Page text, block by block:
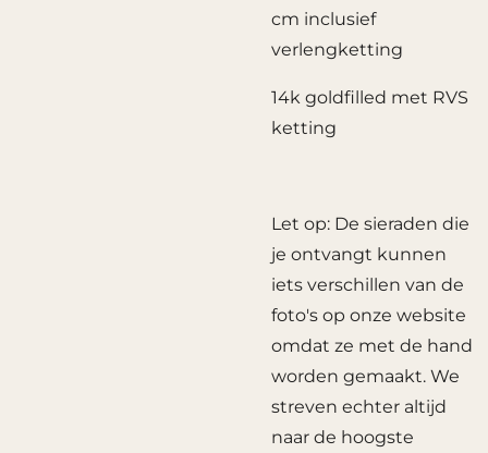
cm inclusief
verlengketting
14k goldfilled met RVS
ketting
Let op: De sieraden die
je ontvangt kunnen
iets verschillen van de
foto's op onze website
omdat ze met de hand
worden gemaakt. We
streven echter altijd
naar de hoogste